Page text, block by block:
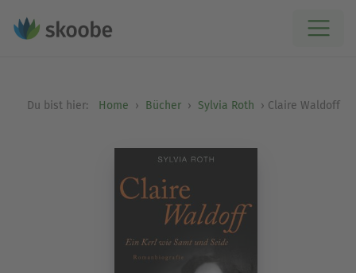
Du bist hier: Home Bücher Sylvia Roth Claire Waldoff